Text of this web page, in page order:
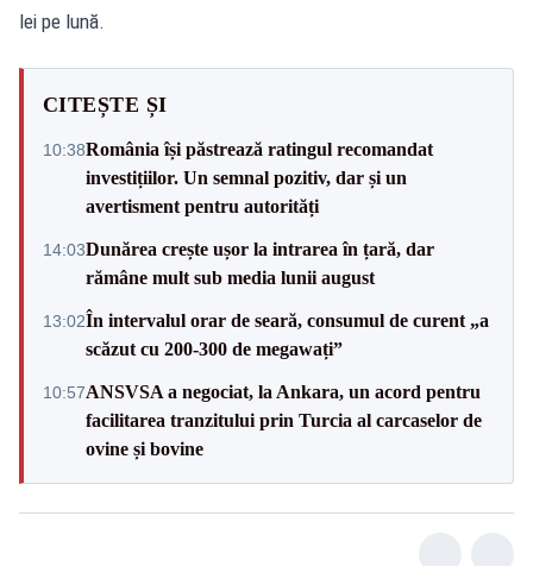
lei pe lună.
CITEȘTE ȘI
10:38România își păstrează ratingul recomandat
investițiilor. Un semnal pozitiv, dar și un
avertisment pentru autorități
14:03Dunărea crește ușor la intrarea în țară, dar
rămâne mult sub media lunii august
13:02În intervalul orar de seară, consumul de curent „a
scăzut cu 200-300 de megawați”
10:57ANSVSA a negociat, la Ankara, un acord pentru
facilitarea tranzitului prin Turcia al carcaselor de
ovine și bovine